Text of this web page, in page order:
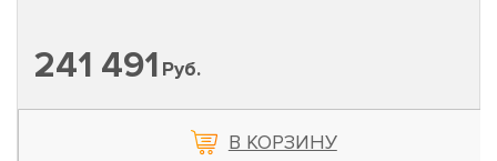
241 491 Руб.
В КОРЗИНУ